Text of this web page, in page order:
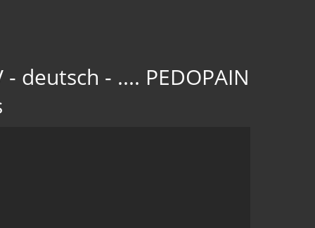
deutsch - .... PEDOPAIN